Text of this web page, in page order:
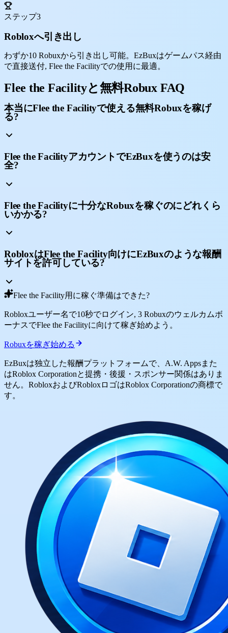
ステップ3
Robloxへ引き出し
わずか10 Robuxから引き出し可能。EzBuxはゲームパス経由
で直接送付, Flee the Facilityでの使用に最適。
Flee the Facilityと無料Robux FAQ
本当にFlee the Facilityで使える無料Robuxを稼げ
る?
Flee the FacilityアカウントでEzBuxを使うのは安
全?
Flee the Facilityに十分なRobuxを稼ぐのにどれくら
いかかる?
RobloxはFlee the Facility向けにEzBuxのような報酬
サイトを許可している?
Flee the Facility用に稼ぐ準備はできた?
Robloxユーザー名で10秒でログイン, 3 Robuxのウェルカムボ
ーナスでFlee the Facilityに向けて稼ぎ始めよう。
Robuxを稼ぎ始める
EzBuxは独立した報酬プラットフォームで、A.W. Appsまた
はRoblox Corporationと提携・後援・スポンサー関係はありま
せん。RobloxおよびRobloxロゴはRoblox Corporationの商標で
す。